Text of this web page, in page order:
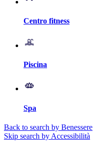
Centro fitness
Piscina
Spa
Back to search by Benessere
Skip search by Accessibilità